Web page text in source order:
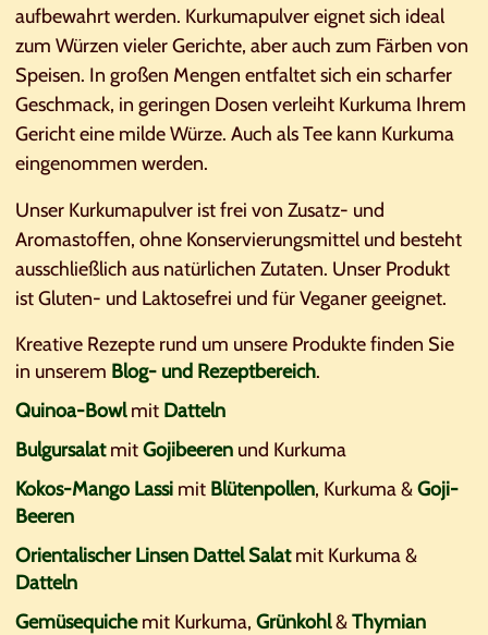
aufbewahrt werden. Kurkumapulver eignet sich ideal
zum Würzen vieler Gerichte, aber auch zum Färben von
Speisen. In großen Mengen entfaltet sich ein scharfer
Geschmack, in geringen Dosen verleiht Kurkuma Ihrem
Gericht eine milde Würze. Auch als Tee kann Kurkuma
eingenommen werden.
Unser Kurkumapulver ist frei von Zusatz- und
Aromastoffen, ohne Konservierungsmittel und besteht
ausschließlich aus natürlichen Zutaten. Unser Produkt
ist Gluten- und Laktosefrei und für Veganer geeignet.
Kreative Rezepte rund um unsere Produkte finden Sie
in unserem Blog- und Rezeptbereich.
Quinoa-Bowlmit Datteln
BulgursalatmitGojibeeren und Kurkuma
Kokos-Mango Lassi mit Blütenpollen, Kurkuma &Goji-
Beeren
Orientalischer Linsen Dattel Salatmit Kurkuma &
Datteln
Gemüsequichemit Kurkuma, Grünkohl&Thymian